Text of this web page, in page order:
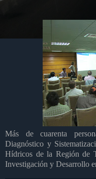
Más de cuarenta
Diagnóstico y
Hídricos de la Región de
Investigación y Desarrollo